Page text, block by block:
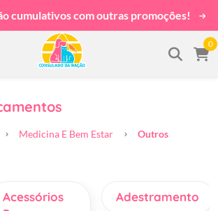
não são cumulativos com outras
0
Medicina E Bem Estar
Outros
Acessórios
Adestramento